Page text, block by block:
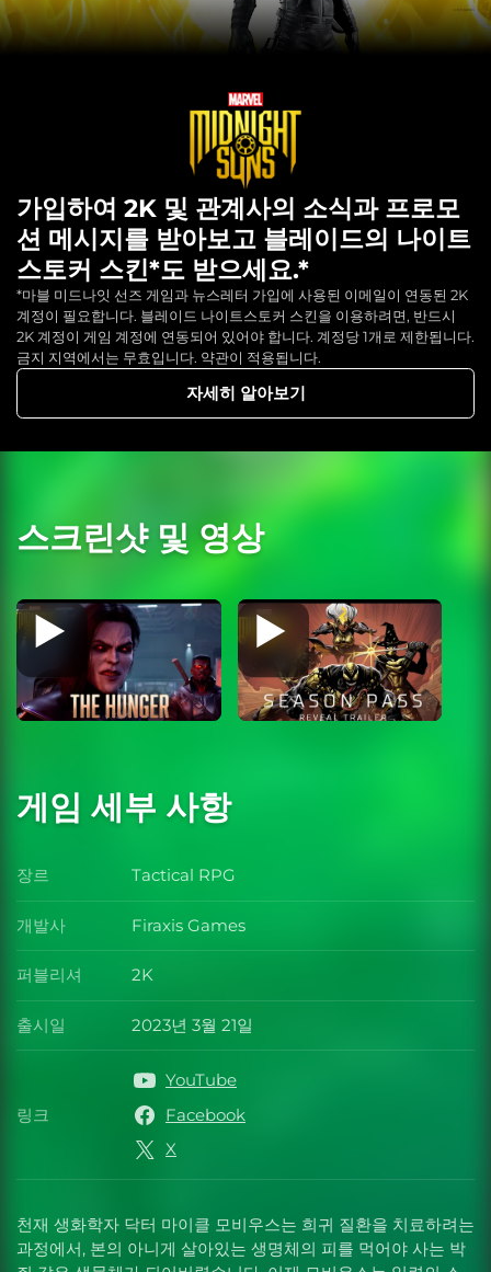
가입하여 2K 및 관계사의 소식과 프로모
션 메시지를 받아보고 블레이드의 나이트
스토커 스킨*도 받으세요.*
*마블 미드나잇 선즈 게임과 뉴스레터 가입에 사용된 이메일이 연동된 2K
계정이 필요합니다. 블레이드 나이트스토커 스킨을 이용하려면, 반드시
2K 계정이 게임 계정에 연동되어 있어야 합니다. 계정당 1개로 제한됩니다.
금지 지역에서는 무효입니다. 약관이 적용됩니다.
자세히 알아보기
스크린샷 및 영상
게임 세부 사항
천재 생화학자 닥터 마이클 모비우스는 희귀 질환을 치료하려는
과정에서, 본의 아니게 살아있는 생명체의 피를 먹어야 사는 박
장르 장르
Tactical RPG
개발사 개발사
Firaxis Games
퍼블리셔 퍼블리셔
2K
출시일 출시일
2023년 3월 21일
링크 링크
YouTube
Facebook
X